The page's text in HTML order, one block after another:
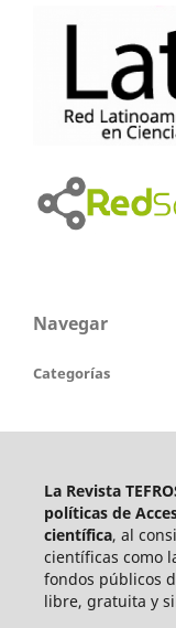
Navegar
Categorías
La Revista
políticas de
científica, al
científicas como
fondos públicos
libre, gratuita y